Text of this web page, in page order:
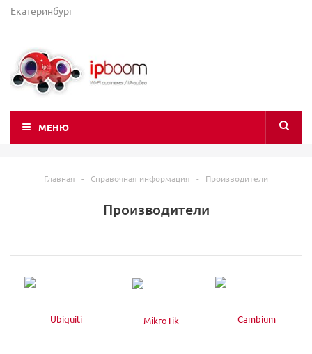
Екатеринбург
МЕНЮ
Главная - Справочная информация - Производители
Производители